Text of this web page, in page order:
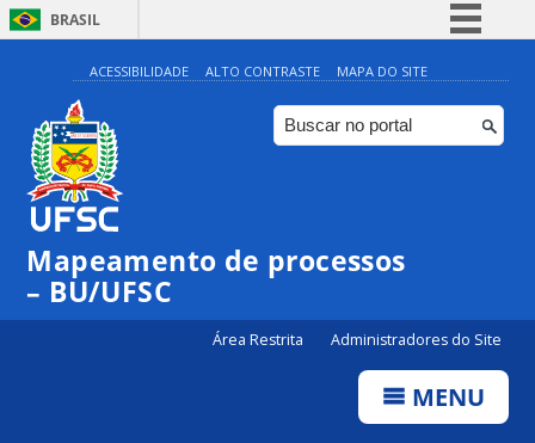
BRASIL
Simplifique!
Comunica BR
Participe
Canais
ACESSIBILIDADE ALTO CONTRASTE MAPA DO SITE
Mapeamento de processos
– BU/UFSC
Área Restrita Administradores do Site
MENU